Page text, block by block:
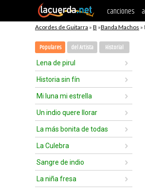
canciones
Acordes de Guitarra » B »Banda Machos »
Populares del Artista Historial
Lena de pirul
Historia sin fín
Mi luna mi estrella
Un indio quere llorar
La más bonita de todas
La Culebra
Sangre de indio
La niña fresa